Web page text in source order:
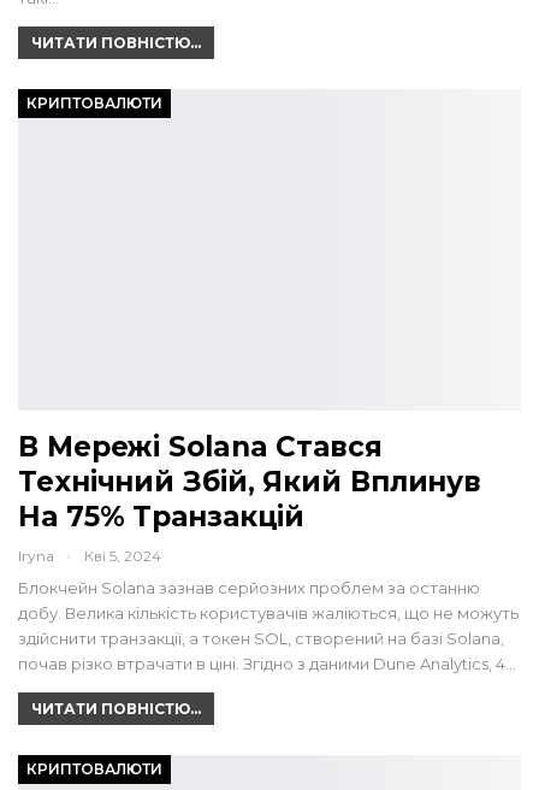
ЧИТАТИ ПОВНІСТЮ...
КРИПТОВАЛЮТИ
В Мережі Solana Стався
Технічний Збій, Який Вплинув
На 75% Транзакцій
Iryna Кві 5, 2024
Блокчейн Solana зазнав серйозних проблем за останню
добу. Велика кількість користувачів жаліються, що не можуть
здійснити транзакції, а токен SOL, створений на базі Solana,
почав різко втрачати в ціні. Згідно з даними Dune Analytics, 4…
ЧИТАТИ ПОВНІСТЮ...
КРИПТОВАЛЮТИ